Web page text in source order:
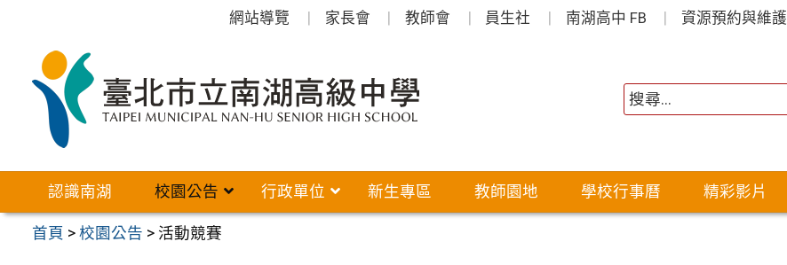
網站導覽 家長會 教師會 員生社 南湖高中 FB 資源預約與維護
認識南湖 校園公告 行政單位 新生專區 教師園地 學校行事曆 精彩影片
首頁 >校園公告 > 活動競賽